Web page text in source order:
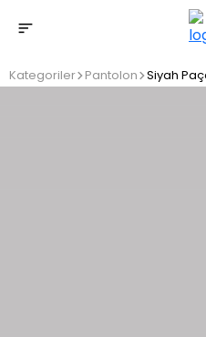
2500 TL
Kategoriler Pantolon Siyah